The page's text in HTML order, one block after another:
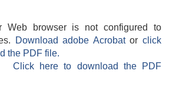
Web browser is not configured to
Download adobe Acrobatorclick
the PDF file.
Click here to download the PDF